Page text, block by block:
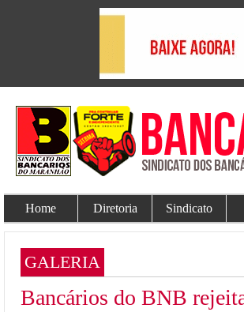
Home Diretoria Sindicato
GALERIA
Bancários do BNB